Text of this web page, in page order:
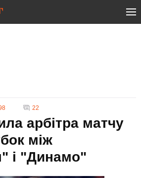
22
арбітра матчу
між
і "Динамо"